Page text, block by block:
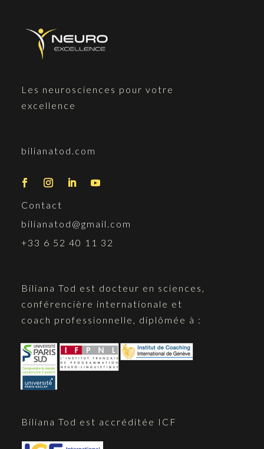
Les neurosciences pour votre
excellence
bilianatod.com
Contact
bilianatod@gmail.com
+33 6 52 40 11 32
Biliana Tod est docteur en sciences,
conférencière internationale et
coach professionnelle, diplômée à :
Biliana Tod est accréditée ICF